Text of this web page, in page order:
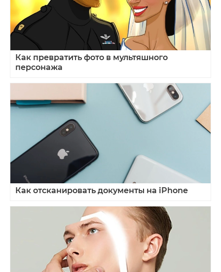
Как превратить фото в мультяшного
персонажа
Как отсканировать документы на iPhone